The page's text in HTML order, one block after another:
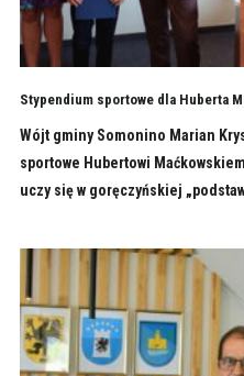
Stypendium sportowe dla Huberta
Wójt gminy Somonino Marian
sportowe Hubertowi
uczy się w goręczyńskiej